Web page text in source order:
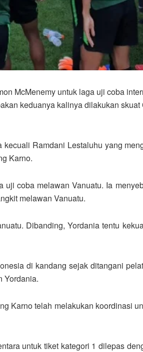
McMenemy untuk laga uji coba
keduanya kalinya dilakukan
Ramdani Lestaluhu yang
Karno.
coba melawan Vanuatu. Ia
melawan Vanuatu.
Dibanding, Yordania tentu
di kandang sejak ditangani
Yordania.
Karno telah melakukan koordinasi
untuk tiket kategori 1 dilepas